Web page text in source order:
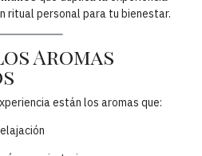
ritual personal para tu bienestar.
Aromas
están los aromas que: